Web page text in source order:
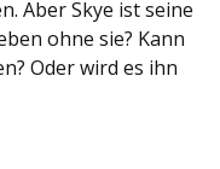
Aber Skye ist seine
ohne sie? Kann
Oder wird es ihn
uns